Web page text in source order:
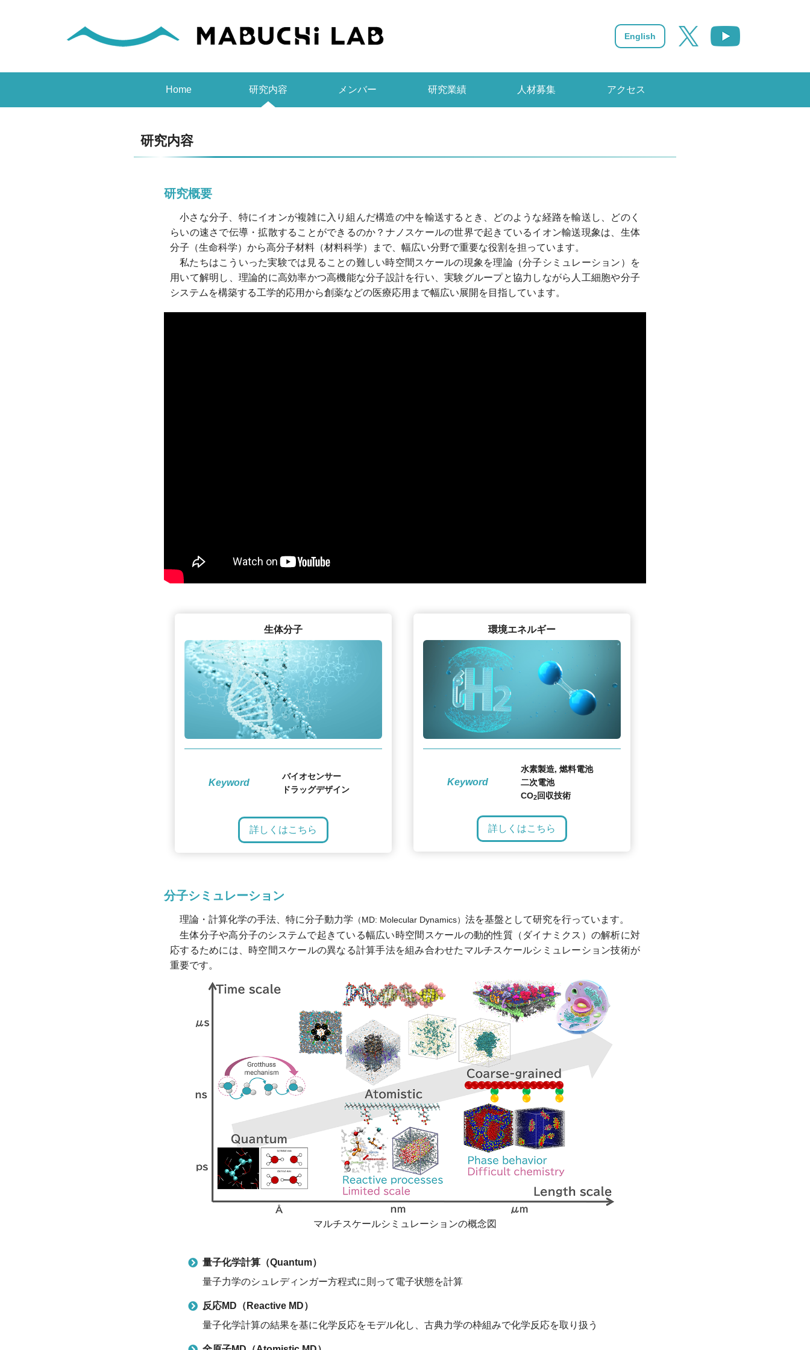
English
Home 研究内容 メンバー 研究業績 人材募集 アクセス
研究内容
研究概要
小さな分子、特にイオンが複雑に入り組んだ構造の中を輸送するとき、どのような経路を輸送し、どのく
らいの速さで伝導・拡散することができるのか？ナノスケールの世界で起きているイオン輸送現象は、生体
分子（生命科学）から高分子材料（材料科学）まで、幅広い分野で重要な役割を担っています。
私たちはこういった実験では見ることの難しい時空間スケールの現象を理論（分子シミュレーション）を
用いて解明し、理論的に高効率かつ高機能な分子設計を行い、実験グループと協力しながら人工細胞や分子
システムを構築する工学的応用から創薬などの医療応用まで幅広い展開を目指しています。
生体分子
Keyword
バイオセンサー
ドラッグデザイン
詳しくはこちら
環境エネルギー
Keyword
水素製造, 燃料電池
二次電池
CO2回収技術
詳しくはこちら
分子シミュレーション
理論・計算化学の手法、特に分子動力学 （MD: Molecular Dynamics） 法を基盤として研究を行っています。
生体分子や高分子のシステムで起きている幅広い時空間スケールの動的性質（ダイナミクス）の解析に対
応するためには、時空間スケールの異なる計算手法を組み合わせたマルチスケールシミュレーション技術が
重要です。
マルチスケールシミュレーションの概念図
量子化学計算（Quantum）
量子力学のシュレディンガー方程式に則って電子状態を計算
反応MD（Reactive MD）
量子化学計算の結果を基に化学反応をモデル化し、古典力学の枠組みで化学反応を取り扱う